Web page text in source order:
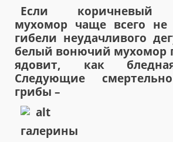
Если коричневый
мухомор чаще всего
гибели неудачливого
белый вонючий мухомор
ядовит, как
Следующие
грибы –
галерины